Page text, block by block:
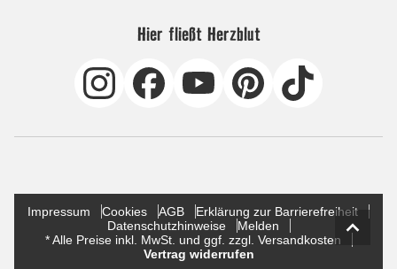
Hier fließt Herzblut
Impressum Cookies AGB
Erklärung zur Barrierefreiheit
Datenschutzhinweise
Melden
* Alle Preise inkl. MwSt. und ggf. zzgl. Versandkosten
Vertrag widerrufen